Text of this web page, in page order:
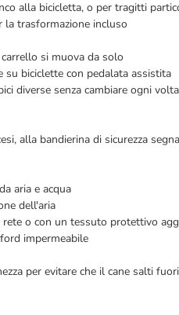
alla bicicletta, o per tragitti
trasformazione incluso
si muova da solo
su biciclette con pedalata assistita
diverse senza cambiare ogni
alla bandierina di sicurezza
aria e acqua
dell'aria
o con un tessuto protettivo
impermeabile
per evitare che il cane salti fuori